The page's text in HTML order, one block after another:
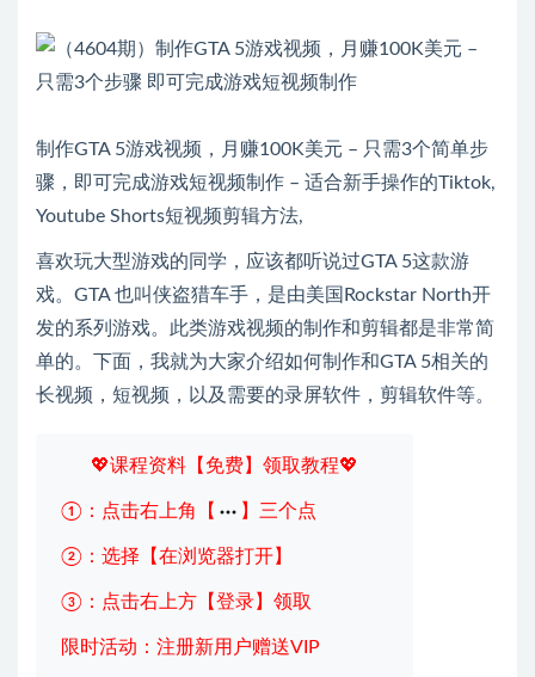
制作GTA 5游戏视频，月赚100K美元 – 只需3个简单步
骤，即可完成游戏短视频制作 – 适合新手操作的Tiktok,
Youtube Shorts短视频剪辑方法,
喜欢玩大型游戏的同学，应该都听说过GTA 5这款游
戏。GTA 也叫侠盗猎车手，是由美国Rockstar North开
发的系列游戏。此类游戏视频的制作和剪辑都是非常简
单的。下面，我就为大家介绍如何制作和GTA 5相关的
长视频，短视频，以及需要的录屏软件，剪辑软件等。
💖课程资料【免费】领取教程💖
①：点击右上角【 】三个点
②：选择【在浏览器打开】
③：点击右上方【登录】领取
限时活动：注册新用户赠送VIP